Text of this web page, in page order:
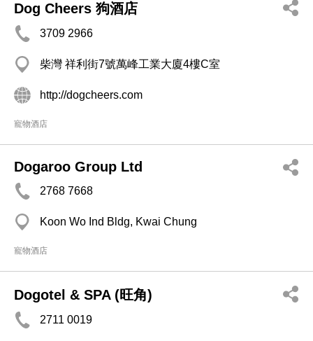
Dog Cheers 狗酒店
3709 2966
柴灣 祥利街7號萬峰工業大廈4樓C室
http://dogcheers.com
寵物酒店
Dogaroo Group Ltd
2768 7668
Koon Wo Ind Bldg, Kwai Chung
寵物酒店
Dogotel & SPA (旺角)
2711 0019